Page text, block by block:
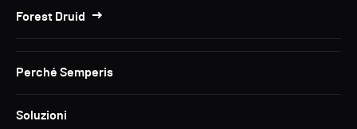
Forest Druid
Perché Semperis
Soluzioni